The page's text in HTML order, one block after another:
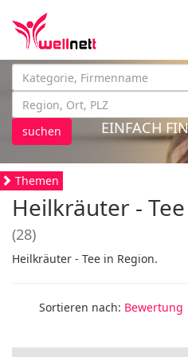
suchen
EINFACH
Themen
Heilkräuter -
(28)
Heilkräuter - Tee in Region.
Sortieren nach: Bewertung